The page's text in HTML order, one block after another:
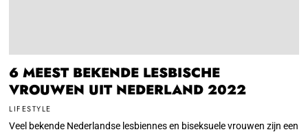
6 MEEST BEKENDE LESBISCHE
VROUWEN UIT NEDERLAND 2022
LIFESTYLE
Veel bekende Nederlandse lesbiennes en biseksuele vrouwen zijn een